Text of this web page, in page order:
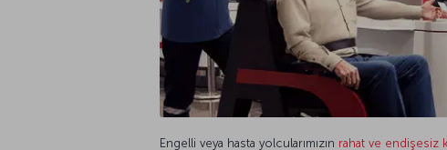
Engelli veya hasta yolcularımızın rahat ve endişesiz